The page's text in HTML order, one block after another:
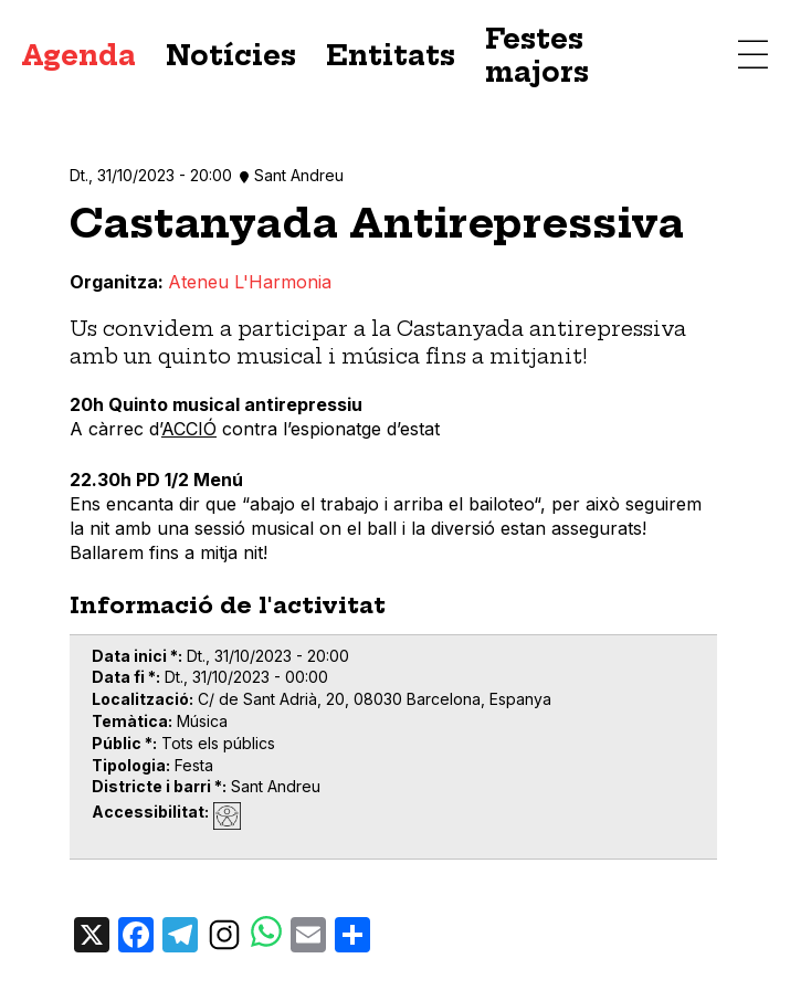
principal
Agenda Notícies Entitats
Festes
majors
Dt., 31/10/2023 - 20:00 Sant Andreu
Castanyada Antirepressiva
Organitza Ateneu L'Harmonia
Us convidem a participar a la Castanyada antirepressiva
amb un quinto musical i música fins a mitjanit!
20h Quinto musical antirepressiu
A càrrec d’ACCIÓ contra l’espionatge d’estat
22.30h PD 1/2 Menú
Ens encanta dir que “abajo el trabajo i arriba el bailoteo“, per això seguirem
la nit amb una sessió musical on el ball i la diversió estan assegurats!
Ballarem fins a mitja nit!
Informació de l'activitat
Data inici * Dt., 31/10/2023 - 20:00
Data fi * Dt., 31/10/2023 - 00:00
Localització C/ de Sant Adrià, 20, 08030 Barcelona, Espanya
Temàtica Música
Públic * Tots els públics
Tipologia Festa
Districte i barri * Sant Andreu
Accessibilitat
X Facebook
TelegramEmail